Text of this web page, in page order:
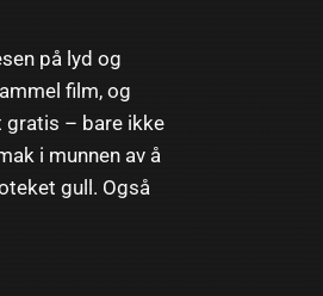
på lyd og
film, og
gratis – bare ikke
i munnen av å
gull. Også